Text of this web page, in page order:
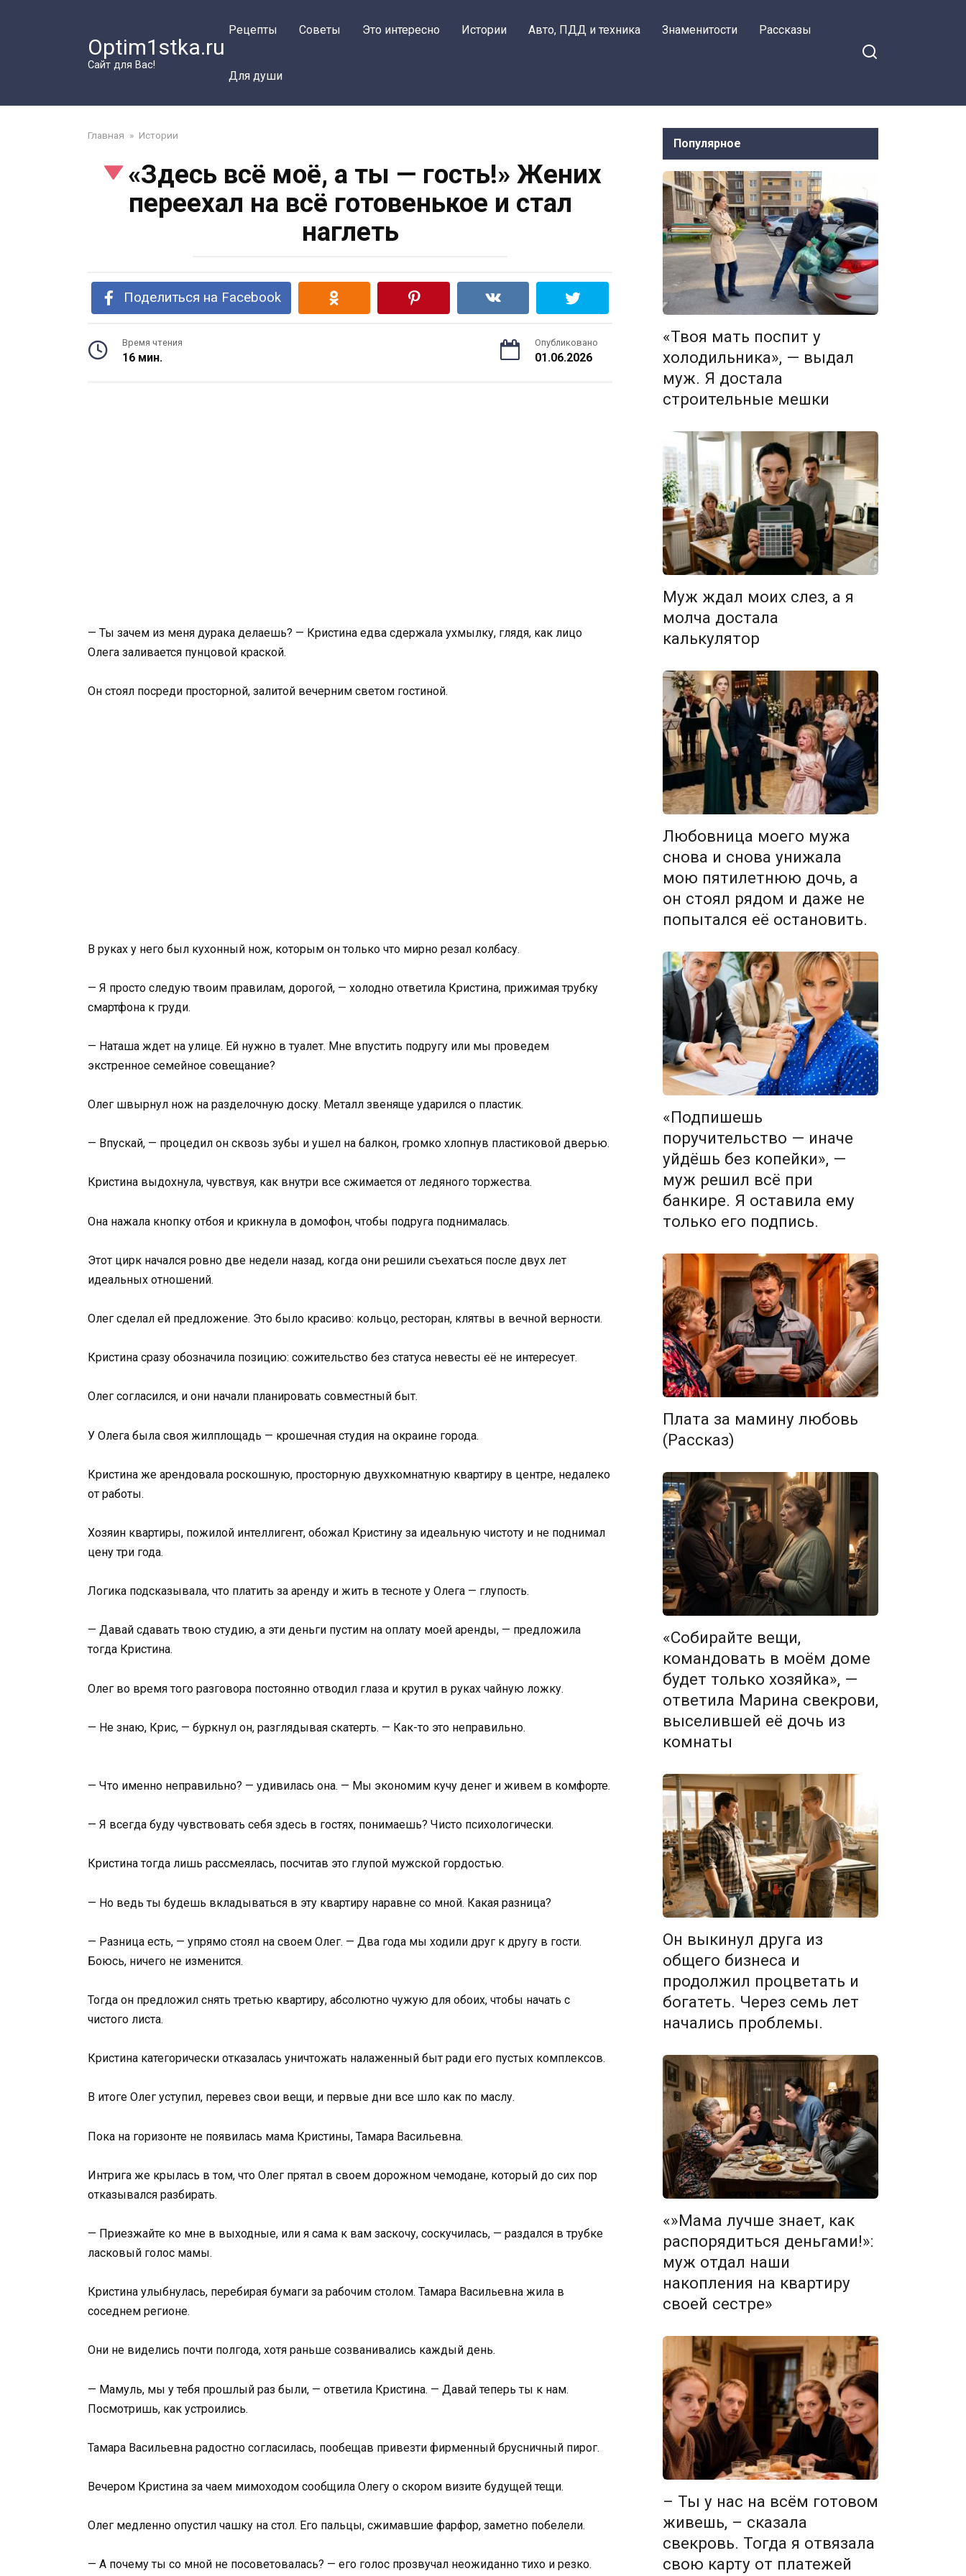
Optim1stka.ru
Сайт для Вас!
Рецепты Советы Это интересно Истории Авто, ПДД и техника Знаменитости Рассказы
Для души
Главная » Истории
«Здесь всё моё, а ты — гость!» Жених
переехал на всё готовенькое и стал
наглеть
Поделиться на Facebook
Время чтения
16 мин.
Опубликовано
01.06.2026
— Ты зачем из меня дурака делаешь? — Кристина едва сдержала ухмылку, глядя, как лицо
Олега заливается пунцовой краской.
Он стоял посреди просторной, залитой вечерним светом гостиной.
В руках у него был кухонный нож, которым он только что мирно резал колбасу.
— Я просто следую твоим правилам, дорогой, — холодно ответила Кристина, прижимая трубку
смартфона к груди.
— Наташа ждет на улице. Ей нужно в туалет. Мне впустить подругу или мы проведем
экстренное семейное совещание?
Олег швырнул нож на разделочную доску. Металл звеняще ударился о пластик.
— Впускай, — процедил он сквозь зубы и ушел на балкон, громко хлопнув пластиковой дверью.
Кристина выдохнула, чувствуя, как внутри все сжимается от ледяного торжества.
Она нажала кнопку отбоя и крикнула в домофон, чтобы подруга поднималась.
Этот цирк начался ровно две недели назад, когда они решили съехаться после двух лет
идеальных отношений.
Олег сделал ей предложение. Это было красиво: кольцо, ресторан, клятвы в вечной верности.
Кристина сразу обозначила позицию: сожительство без статуса невесты её не интересует.
Олег согласился, и они начали планировать совместный быт.
У Олега была своя жилплощадь — крошечная студия на окраине города.
Кристина же арендовала роскошную, просторную двухкомнатную квартиру в центре, недалеко
от работы.
Хозяин квартиры, пожилой интеллигент, обожал Кристину за идеальную чистоту и не поднимал
цену три года.
Логика подсказывала, что платить за аренду и жить в тесноте у Олега — глупость.
— Давай сдавать твою студию, а эти деньги пустим на оплату моей аренды, — предложила
тогда Кристина.
Олег во время того разговора постоянно отводил глаза и крутил в руках чайную ложку.
— Не знаю, Крис, — буркнул он, разглядывая скатерть. — Как-то это неправильно.
— Что именно неправильно? — удивилась она. — Мы экономим кучу денег и живем в комфорте.
— Я всегда буду чувствовать себя здесь в гостях, понимаешь? Чисто психологически.
Кристина тогда лишь рассмеялась, посчитав это глупой мужской гордостью.
— Но ведь ты будешь вкладываться в эту квартиру наравне со мной. Какая разница?
— Разница есть, — упрямо стоял на своем Олег. — Два года мы ходили друг к другу в гости.
Боюсь, ничего не изменится.
Тогда он предложил снять третью квартиру, абсолютно чужую для обоих, чтобы начать с
чистого листа.
Кристина категорически отказалась уничтожать налаженный быт ради его пустых комплексов.
В итоге Олег уступил, перевез свои вещи, и первые дни все шло как по маслу.
Пока на горизонте не появилась мама Кристины, Тамара Васильевна.
Интрига же крылась в том, что Олег прятал в своем дорожном чемодане, который до сих пор
отказывался разбирать.
— Приезжайте ко мне в выходные, или я сама к вам заскочу, соскучилась, — раздался в трубке
ласковый голос мамы.
Кристина улыбнулась, перебирая бумаги за рабочим столом. Тамара Васильевна жила в
соседнем регионе.
Они не виделись почти полгода, хотя раньше созванивались каждый день.
— Мамуль, мы у тебя прошлый раз были, — ответила Кристина. — Давай теперь ты к нам.
Посмотришь, как устроились.
Тамара Васильевна радостно согласилась, пообещав привезти фирменный брусничный пирог.
Вечером Кристина за чаем мимоходом сообщила Олегу о скором визите будущей тещи.
Олег медленно опустил чашку на стол. Его пальцы, сжимавшие фарфор, заметно побелели.
— А почему ты со мной не посоветовалась? — его голос прозвучал неожиданно тихо и резко.
Популярное
«Твоя мать поспит у
холодильника», — выдал
муж. Я достала
строительные мешки
Муж ждал моих слез, а я
молча достала
калькулятор
Любовница моего мужа
снова и снова унижала
мою пятилетнюю дочь, а
он стоял рядом и даже не
попытался её остановить.
«Подпишешь
поручительство — иначе
уйдёшь без копейки», —
муж решил всё при
банкире. Я оставила ему
только его подпись.
Плата за мамину любовь
(Рассказ)
«Собирайте вещи,
командовать в моём доме
будет только хозяйка», —
ответила Марина свекрови,
выселившей её дочь из
комнаты
Он выкинул друга из
общего бизнеса и
продолжил процветать и
богатеть. Через семь лет
начались проблемы.
«»Мама лучше знает, как
распорядиться деньгами!»:
муж отдал наши
накопления на квартиру
своей сестре»
– Ты у нас на всём готовом
живешь, – сказала
свекровь. Тогда я отвязала
свою карту от платежей